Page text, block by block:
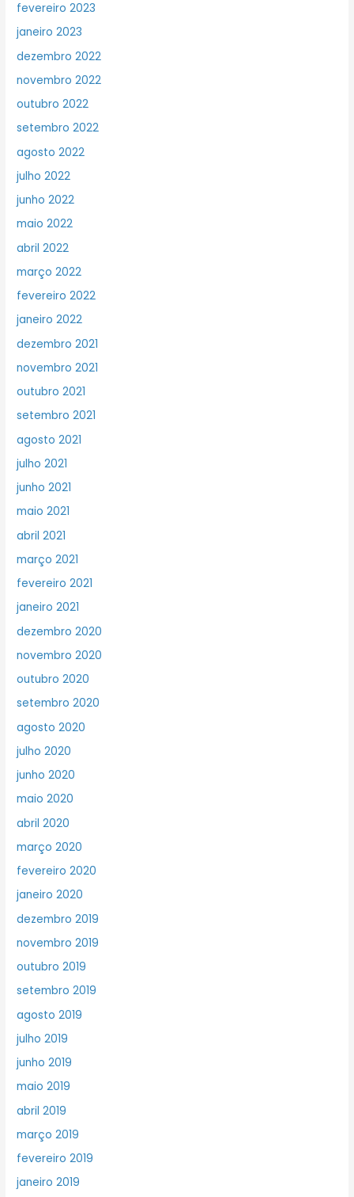
fevereiro 2023
janeiro 2023
dezembro 2022
novembro 2022
outubro 2022
setembro 2022
agosto 2022
julho 2022
junho 2022
maio 2022
abril 2022
março 2022
fevereiro 2022
janeiro 2022
dezembro 2021
novembro 2021
outubro 2021
setembro 2021
agosto 2021
julho 2021
junho 2021
maio 2021
abril 2021
março 2021
fevereiro 2021
janeiro 2021
dezembro 2020
novembro 2020
outubro 2020
setembro 2020
agosto 2020
julho 2020
junho 2020
maio 2020
abril 2020
março 2020
fevereiro 2020
janeiro 2020
dezembro 2019
novembro 2019
outubro 2019
setembro 2019
agosto 2019
julho 2019
junho 2019
maio 2019
abril 2019
março 2019
fevereiro 2019
janeiro 2019